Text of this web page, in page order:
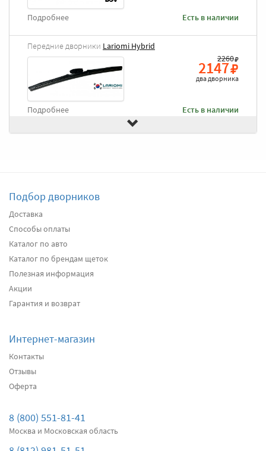
Есть в наличии
Подробнее
Передние дворники Lariomi Hybrid
2260
2147
два дворника
Есть в наличии
Подробнее
Подробнее
Передние дворники
Подробнее
Подробнее
Передние дворники
Подбор дворников
Доставка
Способы оплаты
Каталог по авто
Каталог по брендам щеток
Полезная информация
Акции
Гарантия и возврат
Интернет-магазин
Контакты
Отзывы
Оферта
8 (800) 551-81-41
Москва и Московская область